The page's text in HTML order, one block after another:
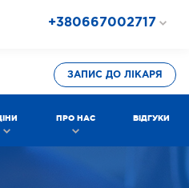
+380667002717
+380577002717
ЗАПИС ДО ЛІКАРЯ
ПРО НАС ВІДГУКИ